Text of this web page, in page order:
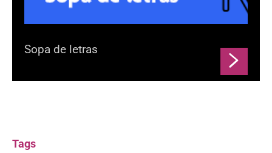
Sopa de letras
Tags